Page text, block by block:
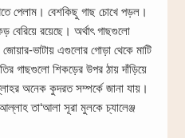
পেলাম। বেশকিছু গাছ চোখে পড়ল।
বেরিয়ে রয়েছে। অর্থাৎ গাছগুলো
ভাটায় এগুলোর গোড়া থেকে মাটি
গাছগুলো শিকড়ের উপর ঠায় দাঁড়িয়ে
অনেক কুদরত সম্পর্কে জানা যায়।
তা‘আলা সূরা মুলকে চ্যালেঞ্জ